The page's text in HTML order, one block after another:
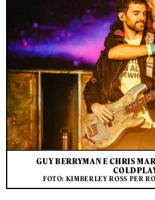
GUY BERRYMAN E CHRIS
FOTO: KIMBERLEY ROSS PER